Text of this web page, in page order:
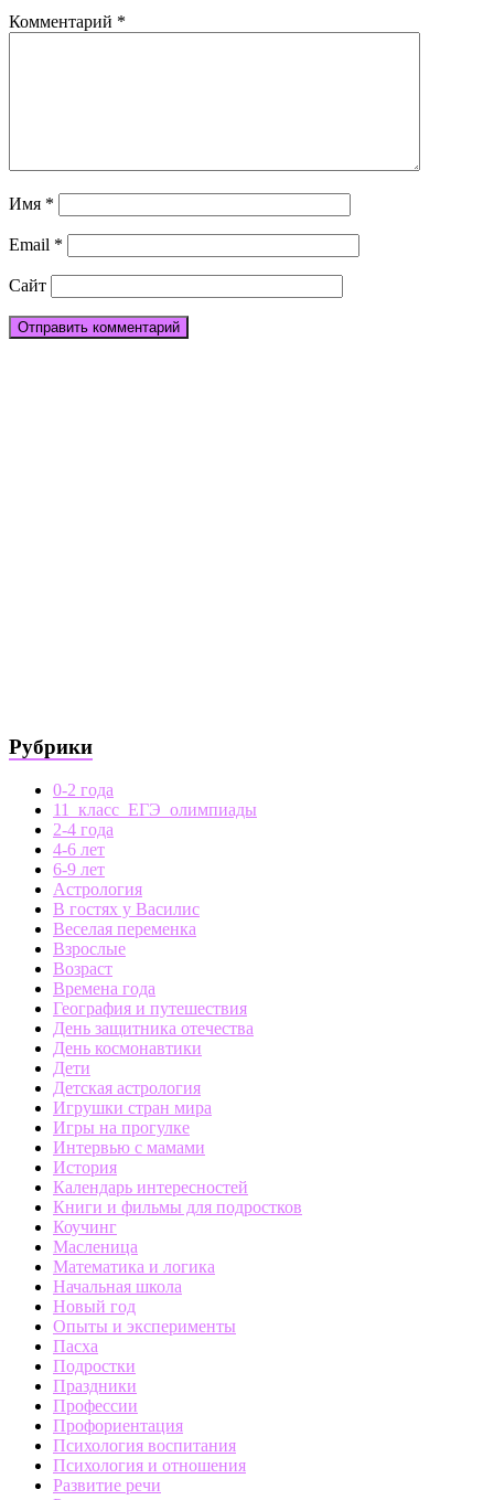
Комментарий *
Имя *
Email *
Сайт
Рубрики
0-2 года
11_класс_ЕГЭ_олимпиады
2-4 года
4-6 лет
6-9 лет
Астрология
В гостях у Василис
Веселая переменка
Взрослые
Возраст
Времена года
География и путешествия
День защитника отечества
День космонавтики
Дети
Детская астрология
Игрушки стран мира
Игры на прогулке
Интервью с мамами
История
Календарь интересностей
Книги и фильмы для подростков
Коучинг
Масленица
Математика и логика
Начальная школа
Новый год
Опыты и эксперименты
Пасха
Подростки
Праздники
Профессии
Профориентация
Психология воспитания
Психология и отношения
Развитие речи